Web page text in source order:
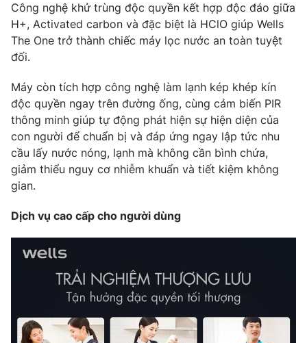
Công nghệ khử trùng độc quyền kết hợp độc đáo giữa
H+, Activated carbon và đặc biệt là HClO giúp Wells
The One trở thành chiếc máy lọc nước an toàn tuyệt
đối.
Máy còn tích hợp công nghệ làm lạnh kép khép kín
độc quyền ngay trên đường ống, cùng cảm biến PIR
thông minh giúp tự động phát hiện sự hiện diện của
con người để chuẩn bị và đáp ứng ngay lập tức nhu
cầu lấy nước nóng, lạnh mà không cần bình chứa,
giảm thiểu nguy cơ nhiễm khuẩn và tiết kiệm không
gian.
Dịch vụ cao cấp cho người dùng